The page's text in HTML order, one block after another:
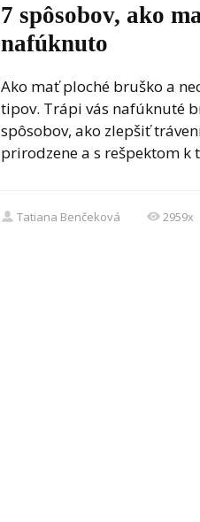
7 spôsobov, ako
nafúknuto
Ako mať ploché bruško a
tipov. Trápi vás nafúknuté
spôsobov, ako zlepšiť
prirodzene a s rešpektom k
Tatiana Benčeková 2959x